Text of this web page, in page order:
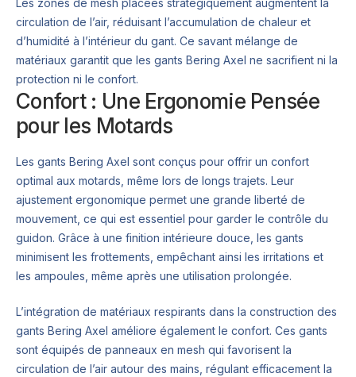
Les zones de mesh placées stratégiquement augmentent la
circulation de l’air, réduisant l’accumulation de chaleur et
d’humidité à l’intérieur du gant. Ce savant mélange de
matériaux garantit que les gants Bering Axel ne sacrifient ni la
protection ni le confort.
Confort : Une Ergonomie Pensée
pour les Motards
Les gants Bering Axel sont conçus pour offrir un confort
optimal aux motards, même lors de longs trajets. Leur
ajustement ergonomique permet une grande liberté de
mouvement, ce qui est essentiel pour garder le contrôle du
guidon. Grâce à une finition intérieure douce, les gants
minimisent les frottements, empêchant ainsi les irritations et
les ampoules, même après une utilisation prolongée.
L’intégration de matériaux respirants dans la construction des
gants Bering Axel améliore également le confort. Ces gants
sont équipés de panneaux en mesh qui favorisent la
circulation de l’air autour des mains, régulant efficacement la